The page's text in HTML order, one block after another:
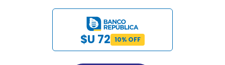
$U 72 10% OFF